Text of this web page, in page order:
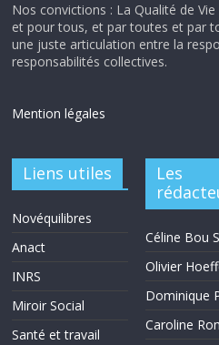
Nos convictions : La Qualité de
et pour tous, et par toutes et par
une juste articulation entre la
responsabilités collectives.
Mention légales
Liens utiles
Novéquilibres
Anact
INRS
Miroir Social
Santé et travail
Les
Céline Bou
Olivier
Dominique
Caroline